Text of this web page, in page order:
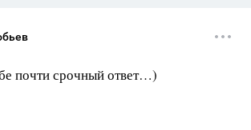
почти срочный ответ…)